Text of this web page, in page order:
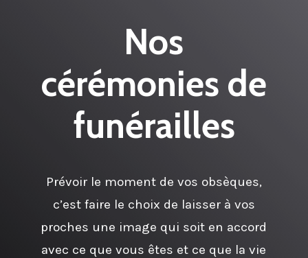
Nos
cérémonies de
funérailles
Prévoir le moment de vos obsèques,
c’est faire le choix de laisser à vos
proches une image qui soit en accord
avec ce que vous êtes et ce que la vie